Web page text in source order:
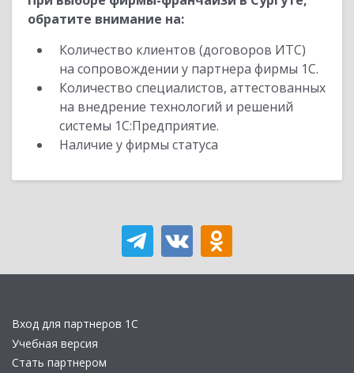
обратите внимание на:
Количество клиентов (договоров ИТС)
на сопровождении у партнера фирмы 1С.
Количество специалистов, аттестованных
на внедрение технологий и решений
системы 1С:Предприятие.
Наличие у фирмы статуса
Вход для партнеров 1С
Учебная версия
Стать партнером